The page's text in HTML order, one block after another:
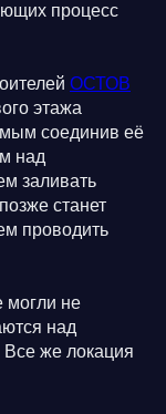
процесс
ОСТОВ
этажа
соединив её
над
заливать
станет
проводить
могли не
над
Все же локация